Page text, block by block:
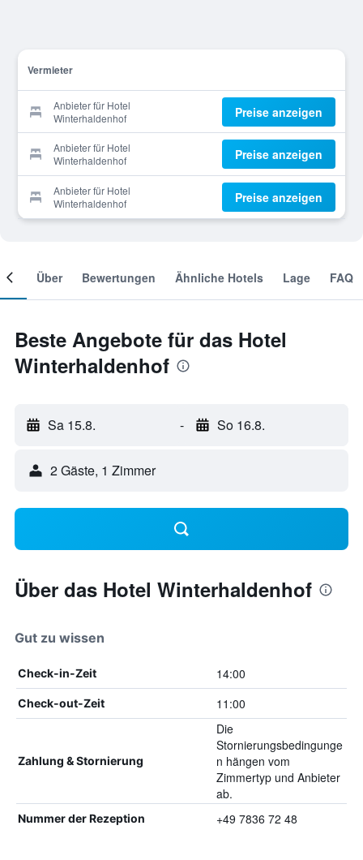
Vermieter
Anbieter für Hotel
Winterhaldenhof
Preise anzeigen
Anbieter für Hotel
Winterhaldenhof
Preise anzeigen
Anbieter für Hotel
Winterhaldenhof
Preise anzeigen
Über Bewertungen Ähnliche Hotels Lage FAQ
Beste Angebote für das Hotel
Winterhaldenhof
Sa 15.8. - So 16.8.
2 Gäste, 1 Zimmer
Über das Hotel Winterhaldenhof
Gut zu wissen
Check-in-Zeit 14:00
Check-out-Zeit 11:00
Zahlung & Stornierung
Die
Stornierungsbedingunge
n hängen vom
Zimmertyp und Anbieter
ab.
Nummer der Rezeption +49 7836 72 48